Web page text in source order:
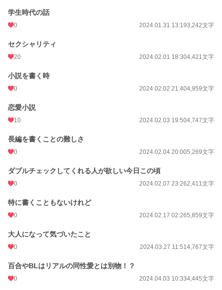
月間ポイント
年間ポイント
累計ポイント 64,473 pt (38,863 位)
学生時代の話
0 2024.01.31 13:193,242文字
セクシャリティ
20 2024.02.01 18:304,421文字
小説を書く時
0 2024.02.02 21:404,959文字
恋愛小説
10 2024.02.03 19:504,747文字
長編を書くことの難しさ
0 2024.02.04 20:005,269文字
ダブルチェックしてくれる人が欲しい今日この頃
0 2024.02.07 23:262,411文字
特に書くこともないけれど
0 2024.02.17 02:265,859文字
大人になって気づいたこと
0 2024.03.27 11:514,767文字
百合やBLはリアルの同性愛とは別物！？
0 2024.04.03 10:334,445文字